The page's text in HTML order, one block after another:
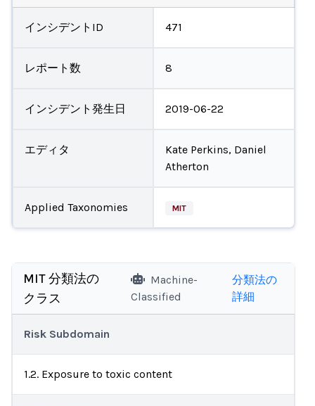
インシデントID 471
レポート数 8
インシデント発生日 2019-06-22
エディタ
Kate Perkins, Daniel
Atherton
Applied Taxonomies MIT
MIT 分類法の
クラス
Machine-
Classified
分類法の
詳細
Risk Subdomain
1.2. Exposure to toxic content